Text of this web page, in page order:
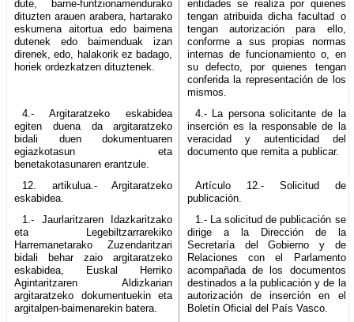
dute, barne-funtzionamendurako
dituzten arauen arabera, hartarako
eskumena aitortua edo baimena
dutenek edo baimenduak izan
direnek, edo, halakorik ez badago,
horiek ordezkatzen dituztenek.
entidades se realiza por quienes
tengan atribuida dicha facultad o
tengan autorización para ello,
conforme a sus propias normas
internas de funcionamiento o, en
su defecto, por quienes tengan
conferida la representación de los
mismos.
4.- Argitaratzeko eskabidea
egiten duena da argitaratzeko
bidali duen dokumentuaren
egiazkotasun eta
benetakotasunaren erantzule.
4.- La persona solicitante de la
inserción es la responsable de la
veracidad y autenticidad del
documento que remita a publicar.
12. artikulua.- Argitaratzeko
eskabidea.
Artículo 12.- Solicitud de
publicación.
1.- Jaurlaritzaren Idazkaritzako
eta Legebiltzarrarekiko
Harremanetarako Zuzendaritzari
bidali behar zaio argitaratzeko
eskabidea, Euskal Herriko
Agintaritzaren Aldizkarian
argitaratzeko dokumentuekin eta
argitalpen-baimenarekin batera.
1.- La solicitud de publicación se
dirige a la Dirección de la
Secretaría del Gobierno y de
Relaciones con el Parlamento
acompañada de los documentos
destinados a la publicación y de la
autorización de inserción en el
Boletín Oficial del País Vasco.